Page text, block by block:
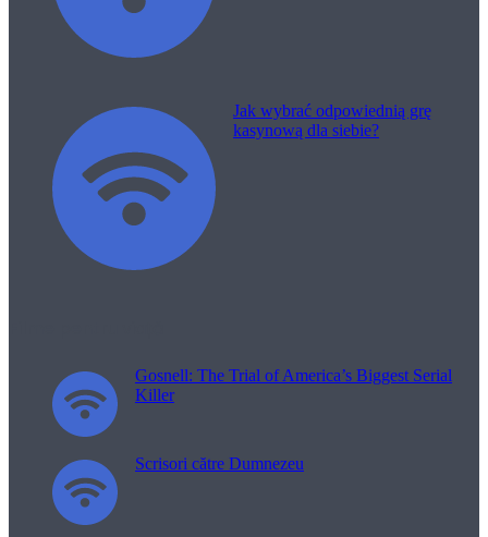
Jak wybrać odpowiednią grę
kasynową dla siebie?
Gosnell: The Trial of America’s Biggest Serial
Killer
Scrisori către Dumnezeu